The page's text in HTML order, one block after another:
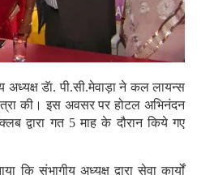
अध्यक्ष डॅा. पी.सी.मेवाड़ा ने कल लायन्स
की। इस अवसर पर होटल अभिनंदन
द्वारा गत 5 माह के दौरान किये गए
कि संभागीय अध्यक्ष द्वारा सेवा कार्यों